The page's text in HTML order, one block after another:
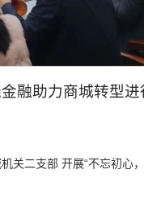
融助力商城转型进
关二支部 开展“不忘初心